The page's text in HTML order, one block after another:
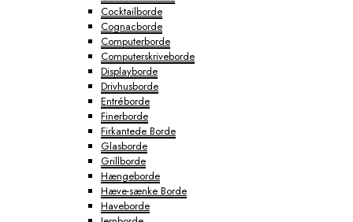
Cocktailborde
Cognacborde
Computerborde
Computerskriveborde
Displayborde
Drivhusborde
Entréborde
Finerborde
Firkantede Borde
Glasborde
Grillborde
Hængeborde
Hæve-sænke Borde
Haveborde